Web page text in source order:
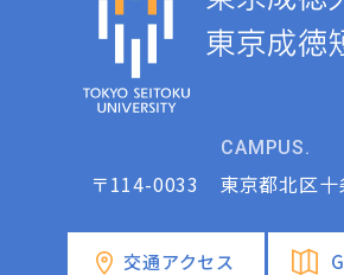
CAMPUS.
〒114-0033 東京都北区十
交通アクセス